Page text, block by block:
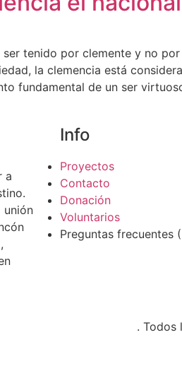
tenido por clemente y no
la clemencia está
fundamental de un ser
a
unión
Info
Proyectos
Contacto
Donación
Voluntarios
Preguntas frecuentes
. Todos